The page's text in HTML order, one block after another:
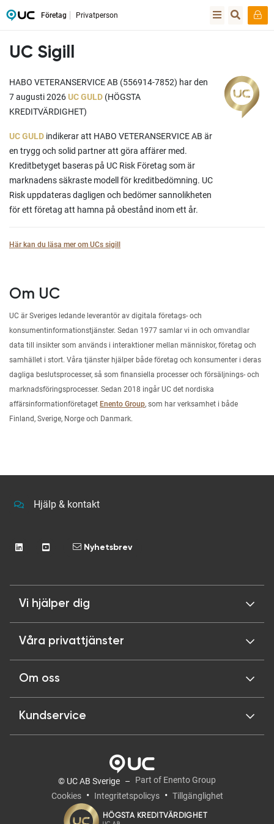
Företag Privatperson
UC Sigill
HABO VETERANSERVICE AB (556914-7852) har den
7 augusti 2026UC GULD (HÖGSTA
KREDITVÄRDIGHET)
UC GULD indikerar att HABO VETERANSERVICE AB är
en trygg och solid partner att göra affärer med.
Kreditbetyget baseras på UC Risk Företag som är
marknadens säkraste modell för kreditbedömning. UC
Risk uppdateras dagligen och bedömer sannolikheten
för ett företag att hamna på obestånd inom ett år.
Här kan du läsa mer om UCs sigill
Om UC
UC är Sveriges ledande leverantör av digitala företags- och
konsumentinformationstjänster. Sedan 1977 samlar vi in och omvandlar
data till insikter som används i interaktioner mellan människor, företag och
samhället i stort. Våra tjänster hjälper både företag och konsumenter i deras
dagliga beslutsprocesser, så som finansiella processer och försäljnings- och
marknadsföringsprocesser. Sedan 2018 ingår UC det nordiska
affärsinformationföretaget Enento Group, som har verksamhet i både
Finland, Sverige, Norge och Danmark.
Hjälp & kontakt
Nyhetsbrev
Vi hjälper dig
Våra privattjänster
Om oss
Kundservice
© UC AB Sverige
Part of Enento Group
Cookies
Integritetspolicys Tillgänglighet